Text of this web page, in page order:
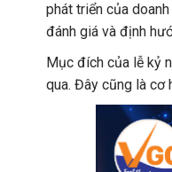
phát triển của
đánh giá và định
Mục đích của lễ kỷ
qua. Đây cũng là cơ